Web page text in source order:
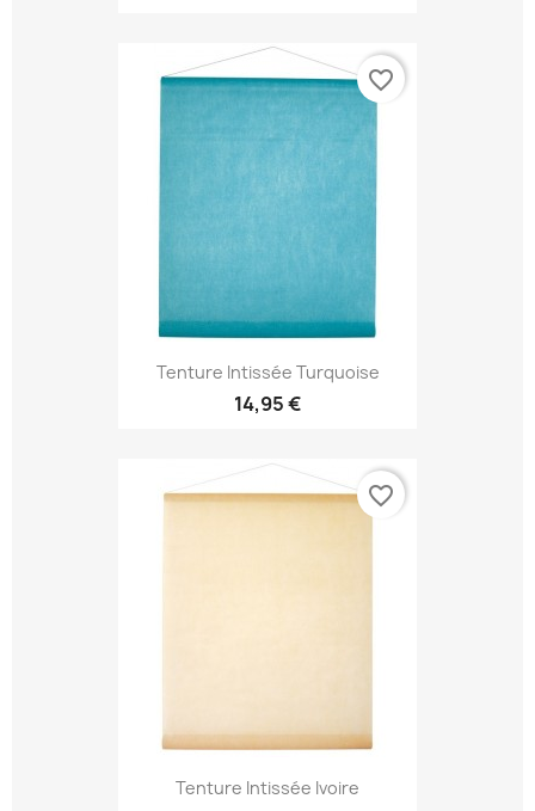
Tenture Intissée Turquoise
14,95 €
favorite_border
Tenture Intissée Ivoire
favorite_border